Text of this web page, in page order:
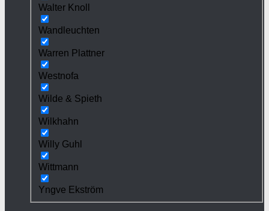
Walter Knoll
Wandleuchten
Warren Plattner
Westnofa
Wilde & Spieth
Wilkhahn
Willy Guhl
Wittmann
Yngve Ekström